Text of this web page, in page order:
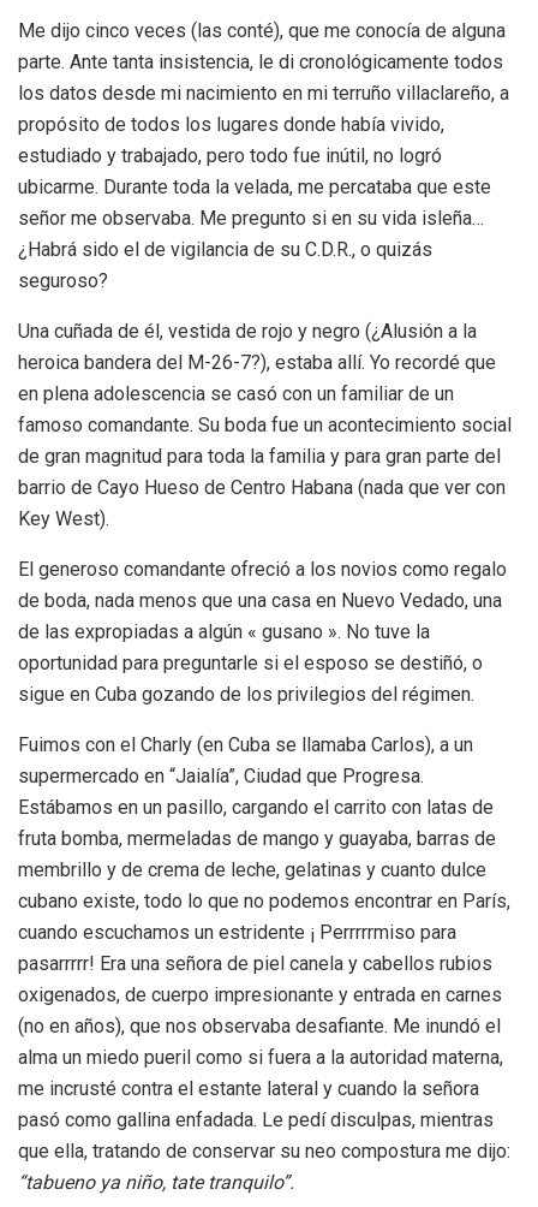
Me dijo cinco veces (las conté), que me conocía de alguna
parte. Ante tanta insistencia, le di cronológicamente todos
los datos desde mi nacimiento en mi terruño villaclareño, a
propósito de todos los lugares donde había vivido,
estudiado y trabajado, pero todo fue inútil, no logró
ubicarme. Durante toda la velada, me percataba que este
señor me observaba. Me pregunto si en su vida isleña…
¿Habrá sido el de vigilancia de su C.D.R., o quizás
seguroso?
Una cuñada de él, vestida de rojo y negro (¿Alusión a la
heroica bandera del M-26-7?), estaba allí. Yo recordé que
en plena adolescencia se casó con un familiar de un
famoso comandante. Su boda fue un acontecimiento social
de gran magnitud para toda la familia y para gran parte del
barrio de Cayo Hueso de Centro Habana (nada que ver con
Key West).
El generoso comandante ofreció a los novios como regalo
de boda, nada menos que una casa en Nuevo Vedado, una
de las expropiadas a algún « gusano ». No tuve la
oportunidad para preguntarle si el esposo se destiñó, o
sigue en Cuba gozando de los privilegios del régimen.
Fuimos con el Charly (en Cuba se llamaba Carlos), a un
supermercado en “Jaialía”, Ciudad que Progresa.
Estábamos en un pasillo, cargando el carrito con latas de
fruta bomba, mermeladas de mango y guayaba, barras de
membrillo y de crema de leche, gelatinas y cuanto dulce
cubano existe, todo lo que no podemos encontrar en París,
cuando escuchamos un estridente ¡ Perrrrrmiso para
pasarrrrr! Era una señora de piel canela y cabellos rubios
oxigenados, de cuerpo impresionante y entrada en carnes
(no en años), que nos observaba desafiante. Me inundó el
alma un miedo pueril como si fuera a la autoridad materna,
me incrusté contra el estante lateral y cuando la señora
pasó como gallina enfadada. Le pedí disculpas, mientras
que ella, tratando de conservar su neo compostura me dijo:
“tabueno ya niño, tate tranquilo”.